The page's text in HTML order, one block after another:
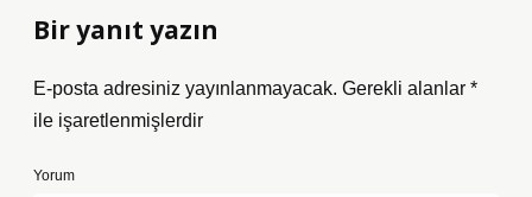
Bir yanıt yazın
E-posta adresiniz yayınlanmayacak. Gerekli alanlar *
ile işaretlenmişlerdir
Yorum